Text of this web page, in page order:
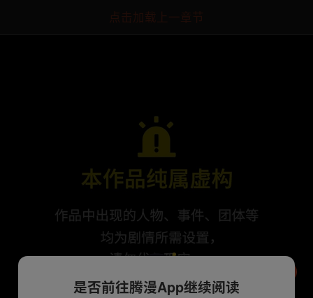
点击加载上一章节
是否前往腾漫App继续阅读